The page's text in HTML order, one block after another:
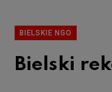
BIELSKIE NGO
Bielski